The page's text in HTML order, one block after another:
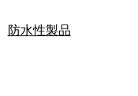
防水性製品